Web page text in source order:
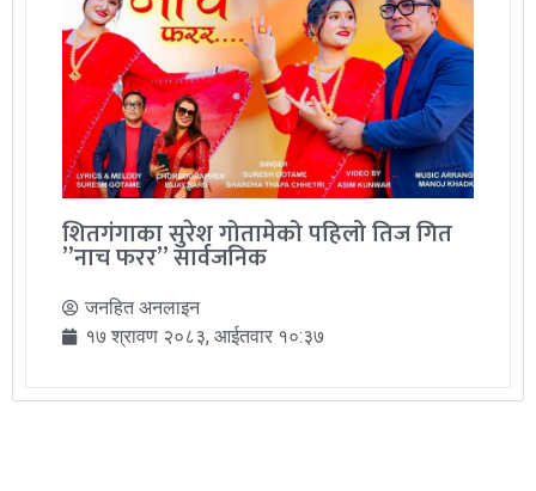
शितगंगाका सुरेश गोतामेको पहिलो तिज गित
”नाच फरर” सार्वजनिक
जनहित अनलाइन
१७ श्रावण २०८३, आईतवार १०:३७